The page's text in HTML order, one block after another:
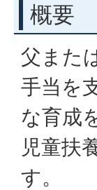
概要
父また
手当を
な育成
児童扶
す。